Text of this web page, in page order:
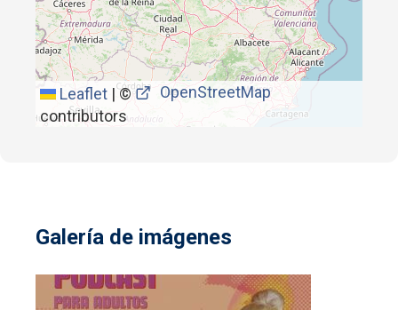
Leaflet |©
OpenStreetMap
contributors
Galería de imágenes